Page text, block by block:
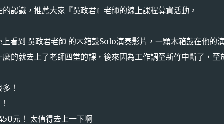
認識，推薦大家『吳政君』老師的線上課程募資活動。
看到 吳政君老師 的木箱鼓Solo演奏影片，一顆木箱鼓在他的
的就去上了老師四堂的課，後來因為工作調至新竹中斷了，至
！
元！ 太值得去上一下啊！